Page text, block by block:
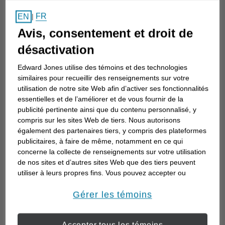
Comment choisir un
conseiller en investissement
Choisir un conseiller en investissement est
votre avenir. Voici comment commencer.
EN | FR
Avis, consentement et droit de
désactivation
Edward Jones utilise des témoins et des technologies
similaires pour recueillir des renseignements sur votre
utilisation de notre site Web afin d’activer ses fonctionnalités
essentielles et de l’améliorer et de vous fournir de la
publicité pertinente ainsi que du contenu personnalisé, y
compris sur les sites Web de tiers. Nous autorisons
également des partenaires tiers, y compris des plateformes
publicitaires, à faire de même, notamment en ce qui
concerne la collecte de renseignements sur votre utilisation
de nos sites et d’autres sites Web que des tiers peuvent
utiliser à leurs propres fins. Vous pouvez accepter ou
Pour en savoir plus sur la façon dont nous utilisons les
veuillez consulter notreDéclaration de confidentialité de
Gérer les témoins